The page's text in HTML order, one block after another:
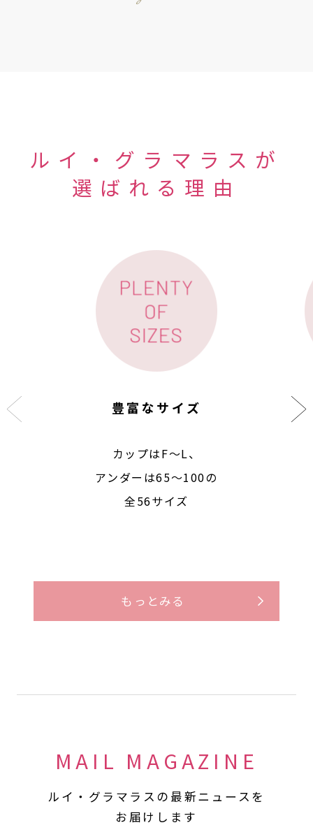
ルイ・グラマラスが
選ばれる理由
豊富なサイズ
カップはF〜L、
アンダーは65〜100の
全56サイズ
もっとみる
MAIL MAGAZINE
ルイ・グラマラスの最新ニュースを
お届けします